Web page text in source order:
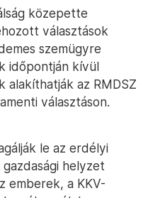
közepette
választások
szemügyre
időpontján kívül
alakíthatják az RMDSZ
választáson.
le az erdélyi
helyzet
emberek, a KKV-